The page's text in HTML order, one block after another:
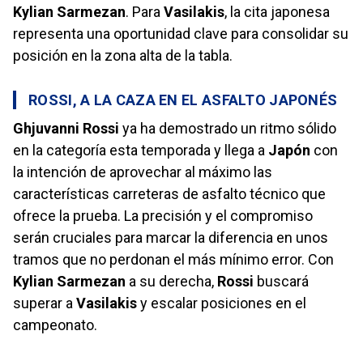
Kylian Sarmezan. Para Vasilakis, la cita japonesa
representa una oportunidad clave para consolidar su
posición en la zona alta de la tabla.
ROSSI, A LA CAZA EN EL ASFALTO JAPONÉS
Ghjuvanni Rossi ya ha demostrado un ritmo sólido
en la categoría esta temporada y llega a Japón con
la intención de aprovechar al máximo las
características carreteras de asfalto técnico que
ofrece la prueba. La precisión y el compromiso
serán cruciales para marcar la diferencia en unos
tramos que no perdonan el más mínimo error. Con
Kylian Sarmezan a su derecha, Rossi buscará
superar a Vasilakisy escalar posiciones en el
campeonato.